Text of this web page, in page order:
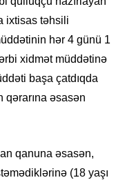
ixtisas təhsili
hər 4 günü 1
xidmət müddətinə
başa çatdıqda
qərarına əsasən
qanuna əsasən,
(18 yaşı